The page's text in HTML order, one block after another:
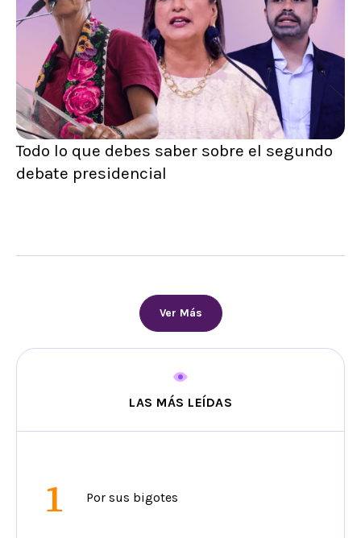
Todo lo que debes saber sobre el segundo
debate presidencial
Ver Más
LAS MÁS LEÍDAS
1 Por sus bigotes